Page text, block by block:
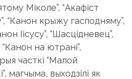
Міколе”, “Акафіст
“Канон крыжу гасподняму”,
Іісусу”, “Шасцідневец”,
на ютрані”,
часткі “Малой
магчыма, выходзілі як